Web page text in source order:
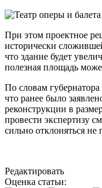
При этом проектное
исторически
что здание будет
полезная площадь
По словам
что ранее было
реконструкции в
провести экспертизу
сильно отклоняться не
Редактировать
Оценка статьи: